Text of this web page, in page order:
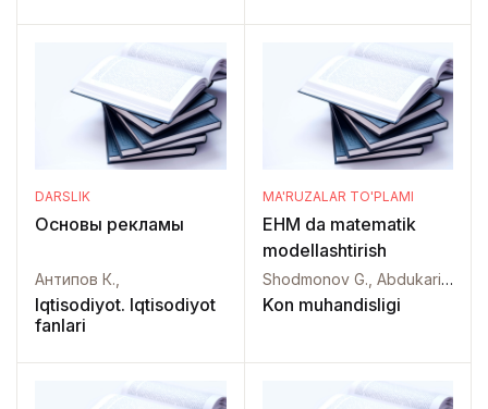
DARSLIK
Основы рекламы
Антипов К.,
Iqtisodiyot. Iqtisodiyot
fanlari
MA'RUZALAR TO'PLAMI
EHM da matematik
modellashtirish
Shodmonov G., Abdukarimov F., Fayziyev A.,
Kon muhandisligi